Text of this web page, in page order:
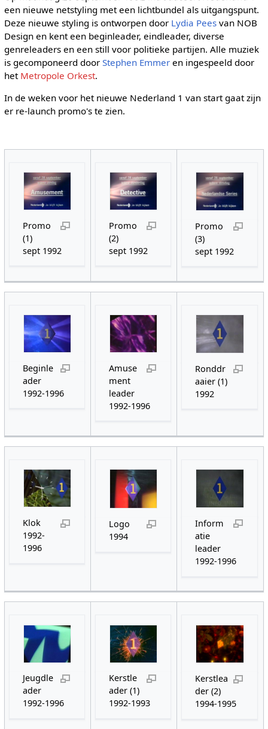
een nieuwe netstyling met een lichtbundel als uitgangspunt.
Deze nieuwe styling is ontworpen door Lydia Peesvan NOB
Design en kent een beginleader, eindleader, diverse
genreleaders en een still voor politieke partijen. Alle muziek
is gecomponeerd door Stephen Emmeren ingespeeld door
het Metropole Orkest.
In de weken voor het nieuwe Nederland 1 van start gaat zijn
er re-launch promo's te zien.
Promo
(1)
sept 1992
Promo
(2)
sept 1992
Promo
(3)
sept 1992
Beginle
ader
1992-1996
Amuse
ment
leader
1992-1996
Ronddr
aaier (1)
1992
Klok
1992-
1996
Logo
1994
Inform
atie
leader
1992-1996
Jeugdle
ader
1992-1996
Kerstle
ader (1)
1992-1993
Kerstlea
der (2)
1994-1995